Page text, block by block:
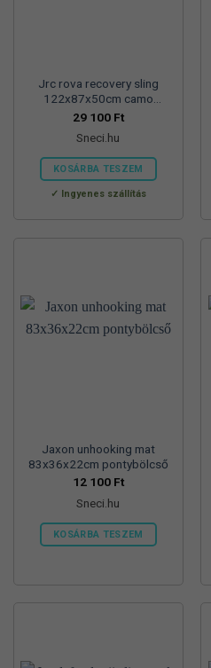
Jrc rova recovery sling
122x87x50cm camo
mérlegelő
29 100 Ft
Sneci.hu
KOSÁRBA TESZEM
Ingyenes szállítás
Jaxon unhooking mat
83x36x22cm pontybölcső
12 100 Ft
Sneci.hu
KOSÁRBA TESZEM